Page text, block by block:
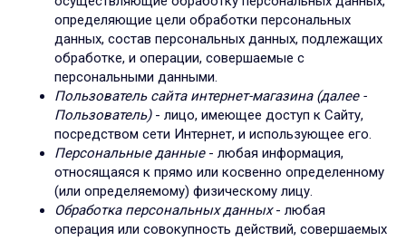
определяющие цели обработки персональных
данных, состав персональных данных, подлежащих
обработке, и операции, совершаемые с
персональными данными.
Пользователь сайта интернет-магазина (далее -
Пользователь) - лицо, имеющее доступ к Сайту,
посредством сети Интернет, и использующее его.
Персональные данные - любая информация,
относящаяся к прямо или косвенно определенному
(или определяемому) физическому лицу.
Обработка персональных данных - любая
операция или совокупность действий, совершаемых